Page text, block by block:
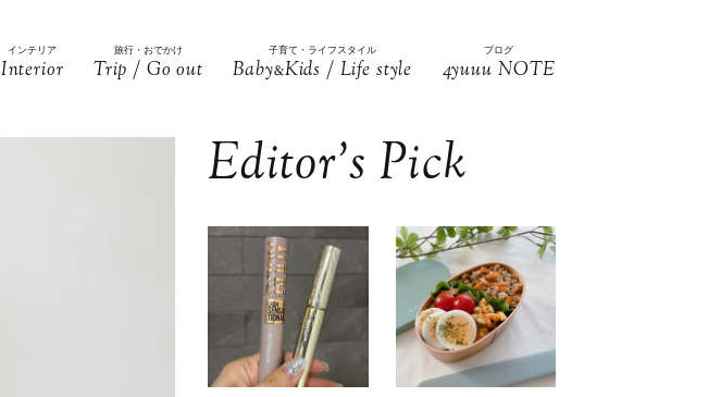
インテリア
Interior
旅行・おでかけ
Trip / Go out
子育て・ライフスタイル
Baby&Kids / Life style
ブログ
4yuuu NOTE
Editor’s Pick